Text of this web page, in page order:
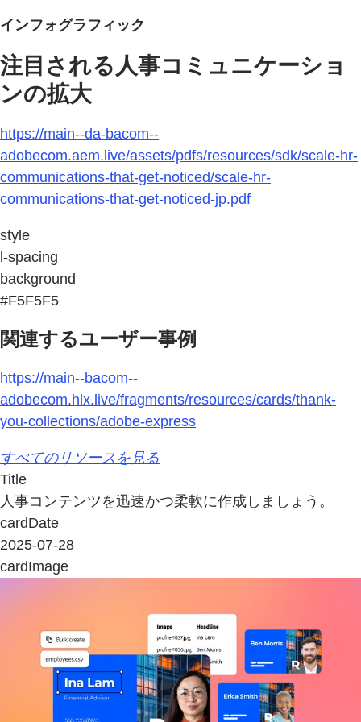
インフォグラフィック
注目される人事コミュニケーショ
ンの拡大
https://main--da-bacom--
adobecom.aem.live/assets/pdfs/resources/sdk/scale-hr-
communications-that-get-noticed/scale-hr-
communications-that-get-noticed-jp.pdf
style
l-spacing
background
#F5F5F5
関連するユーザー事例
https://main--bacom--
adobecom.hlx.live/fragments/resources/cards/thank-
you-collections/adobe-express
すべてのリソースを見る
Title
人事コンテンツを迅速かつ柔軟に作成しましょう。
cardDate
2025-07-28
cardImage